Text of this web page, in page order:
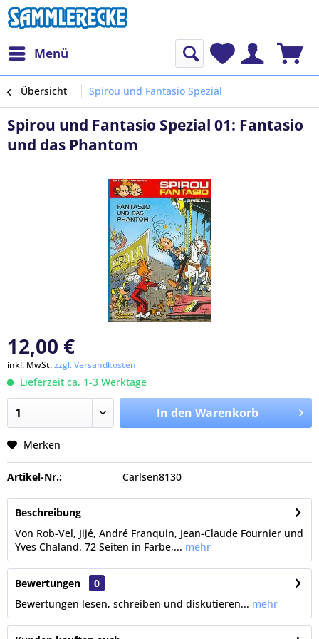
Menü
Übersicht Spirou und Fantasio Spezial
Spirou und Fantasio Spezial 01: Fantasio
und das Phantom
12,00 €
inkl. MwSt.zzgl. Versandkosten
Lieferzeit ca. 1-3 Werktage
In den Warenkorb
Merken
Artikel-Nr.: Carlsen8130
Beschreibung
Von Rob-Vel, Jijé, André Franquin, Jean-Claude Fournier und
Yves Chaland. 72 Seiten in Farbe,... mehr
Bewertungen
0
Bewertungen lesen, schreiben und diskutieren... mehr